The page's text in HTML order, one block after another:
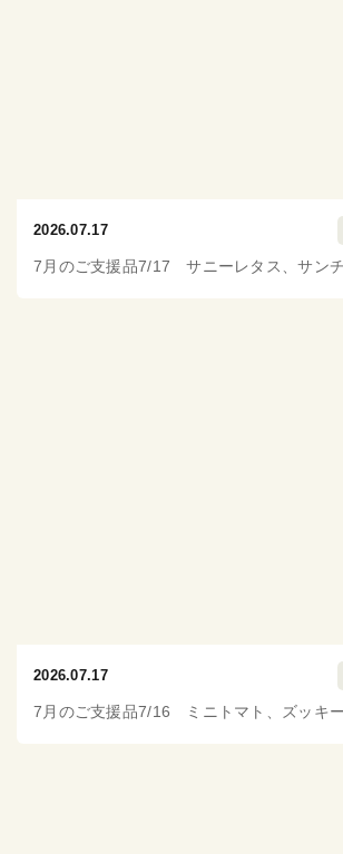
2026.07.17
7月のご支援品7/17 サニーレタス、サン
2026.07.17
7月のご支援品7/16 ミニトマト、ズッキ